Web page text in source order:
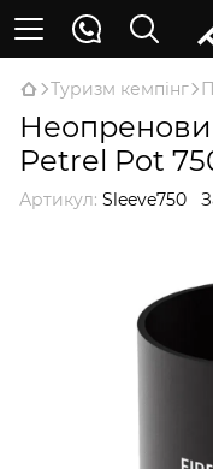
Туризм кемпінг
Petrel Pot
Артикул: Sleeve750